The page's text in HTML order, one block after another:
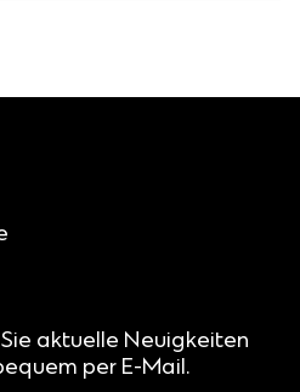
aktuelle Neuigkeiten
per E-Mail.